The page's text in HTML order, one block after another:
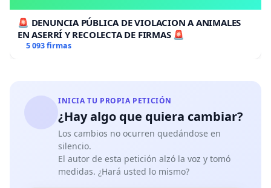
🚨 DENUNCIA PÚBLICA DE VIOLACION A ANIMALES
EN ASERRÍ Y RECOLECTA DE FIRMAS 🚨
5 093 firmas
INICIA TU PROPIA PETICIÓN
¿Hay algo que quiera cambiar?
Los cambios no ocurren quedándose en
silencio.
El autor de esta petición alzó la voz y tomó
medidas. ¿Hará usted lo mismo?